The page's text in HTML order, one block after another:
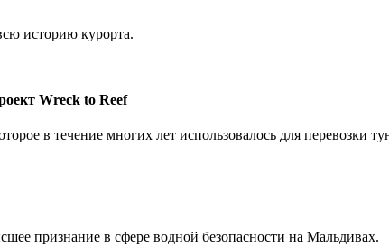
историю курорта.
Wreck to Reef
в течение многих лет использовалось для перевозки
признание в сфере водной безопасности на Мальдивах.